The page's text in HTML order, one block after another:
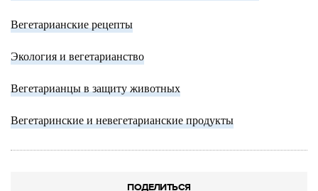
Вегетарианские рецепты
Экология и вегетарианство
Вегетарианцы в защиту животных
Вегетаринские и невегетарианские продукты
ПОДЕЛИТЬСЯ